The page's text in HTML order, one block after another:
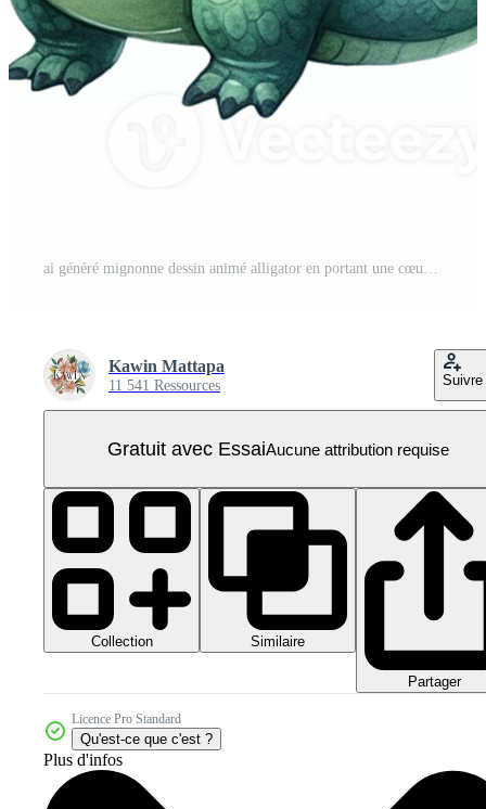
ai généré mignonne dessin animé alligator en portant une cœur ballon PNG Pro
Kawin Mattapa
11 541 Ressources Suivre
Gratuit avec EssaiAucune attribution requise
Collection Similaire
Partager
Licence Pro Standard
Qu'est-ce que c'est ?
Plus d'infos